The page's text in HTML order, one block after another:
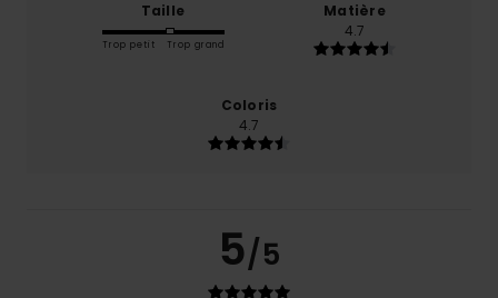
Taille
Trop petit Trop grand
Matière
4.7
Coloris
4.7
5/5